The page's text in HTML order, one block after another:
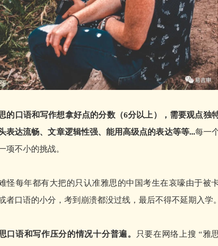
的口语和写作想拿好点的分数（6分以上），需要观点独特
表达流畅、文章逻辑性强、能用高级点的表达等等...每一
项不小的挑战。
怪每年都有大把的只认准雅思的中国考生在哀嚎由于被
者口语的小分，考到崩溃都没过线，最后不得不延期入学。
口语和写作压分的情况十分普遍。 只要在网络上搜 “雅